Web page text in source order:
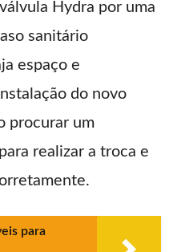
Hydra por uma
sanitário
espaço e
do novo
procurar um
realizar a troca e
para